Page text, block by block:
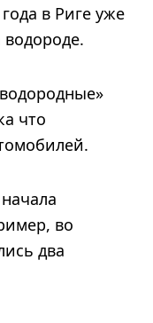
в Риге уже
водороде.
что
во
два